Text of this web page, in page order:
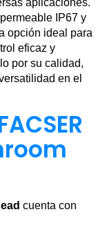
aplicaciones.
IP67 y
opción ideal para
eficaz y
por su calidad,
en el
cuenta con